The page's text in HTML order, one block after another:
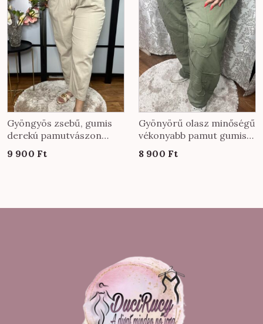
Gyöngyös zsebű, gumis
derekú pamutvászon
9 900 Ft
Gyönyörű olasz minőségű
vékonyabb pamut gumis
méretben keki színben
8 900 Ft